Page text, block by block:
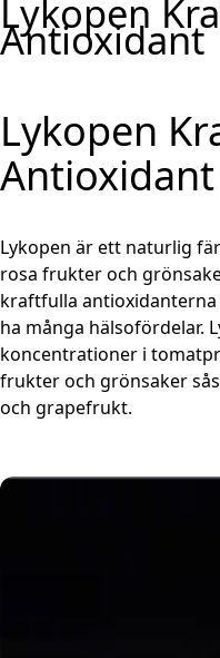
Hoppa till innehåll
Lykopen
Antioxidant
Lykopen
Antioxidant
Lykopen är ett naturlig
rosa frukter och
kraftfulla
ha många hälsofördelar.
koncentrationer i
frukter och grönsaker
och grapefrukt.